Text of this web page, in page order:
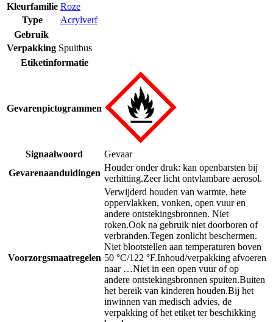
Kleurfamilie Roze
Type
Acrylverf
Gebruik
Verpakking Spuitbus
Etiketinformatie
Gevarenpictogrammen
Signaalwoord
Gevaar
Gevarenaanduidingen
Houder onder druk: kan openbarsten bij
verhitting.Zeer licht ontvlambare aerosol.
Voorzorgsmaatregelen
Verwijderd houden van warmte, hete
oppervlakken, vonken, open vuur en
andere ontstekingsbronnen. Niet
roken.Ook na gebruik niet doorboren of
verbranden.Tegen zonlicht beschermen.
Niet blootstellen aan temperaturen boven
50 °C/122 °F.Inhoud/verpakking afvoeren
naar …Niet in een open vuur of op
andere ontstekingsbronnen spuiten.Buiten
het bereik van kinderen houden.Bij het
inwinnen van medisch advies, de
verpakking of het etiket ter beschikking